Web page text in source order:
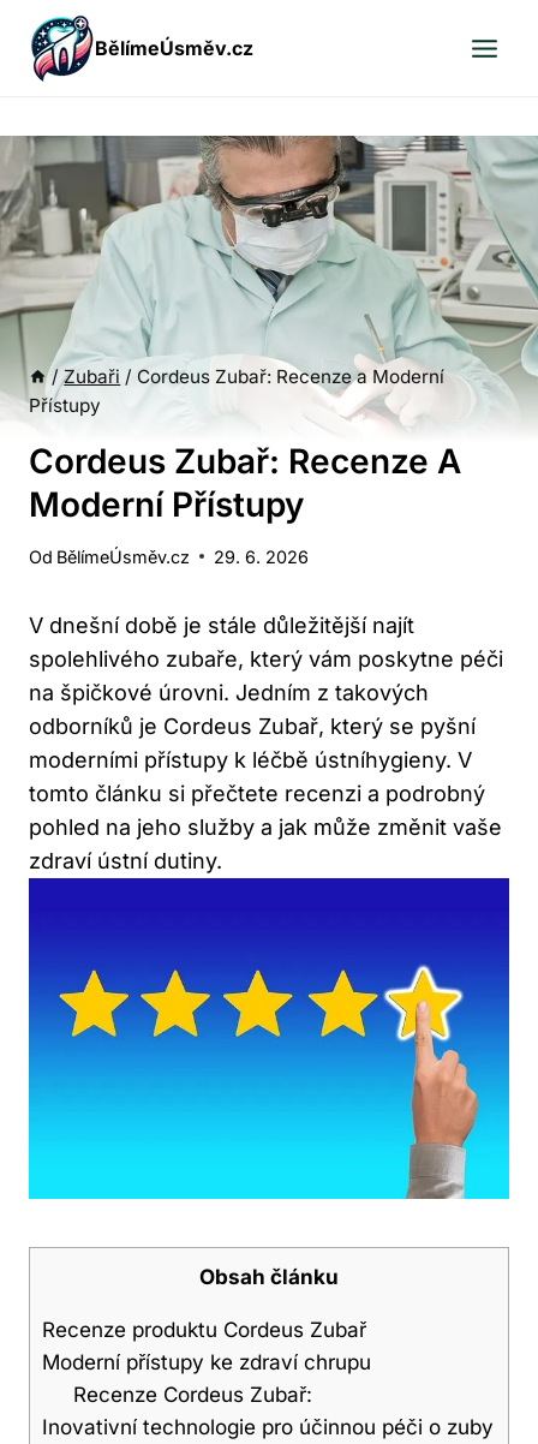
Přeskočit
obsah
BělímeÚsměv.cz
/ Zubaři / Cordeus Zubař: Recenze a Moderní
Přístupy
Cordeus Zubař: Recenze A
Moderní Přístupy
Od BělímeÚsměv.cz 29. 6. 2026
V dnešní době je stále důležitější najít
spolehlivého zubaře, který vám poskytne péči
na špičkové úrovni. Jedním z takových
odborníků je Cordeus Zubař, který se pyšní
moderními přístupy k léčbě ústníhygieny. V
tomto článku si přečtete recenzi a podrobný
pohled na jeho služby a jak může změnit vaše
zdraví ústní dutiny.
Obsah článku
Recenze produktu Cordeus Zubař
Moderní přístupy ke zdraví chrupu
Recenze Cordeus Zubař:
Inovativní technologie pro účinnou péči o zuby